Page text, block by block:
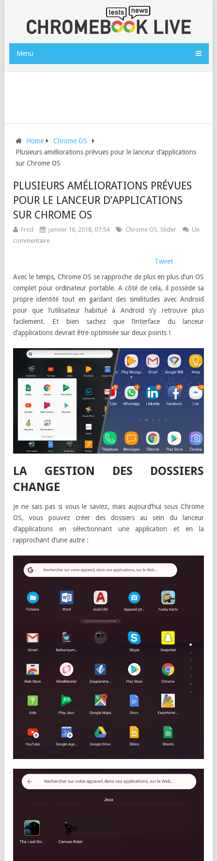
Menu
Home
Chrome OS
Plusieurs améliorations prévues pour le lanceur d’applications
sur Chrome OS
PLUSIEURS AMÉLIORATIONS PRÉVUES
POUR LE LANCEUR D’APPLICATIONS
SUR CHROME OS
Fred janvier 16, 2018, 07:54 Chrome OS, Slider
Un
commentaire
Tweet
Avec le temps, Chrome OS se rapproche de plus en plus d’un OS
complet pour ordinateur portable. A côté de cela, il possède sa
propre identité tout en gardant des similitudes avec Android
pour que l’utilisateur habitué à Android s’y retrouve plus
facilement. Et bien sachez que l’interface du lanceur
d’applications devrait être optimisée sur deux points !
LA GESTION DES DOSSIERS
CHANGE
Je ne sais pas si vous le saviez, mais aujourd’hui sous Chrome
OS, vous pouvez créer des dossiers au sein du lanceur
d’applications en sélectionnant une application et en la
rapprochant d’une autre :